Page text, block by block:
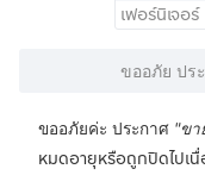
เฟอร์นิเจอร์
ขออภัย ปร
ขออภัยค่ะ ประกาศ "ขา
หมดอายุหรือถูกปิดไปเ